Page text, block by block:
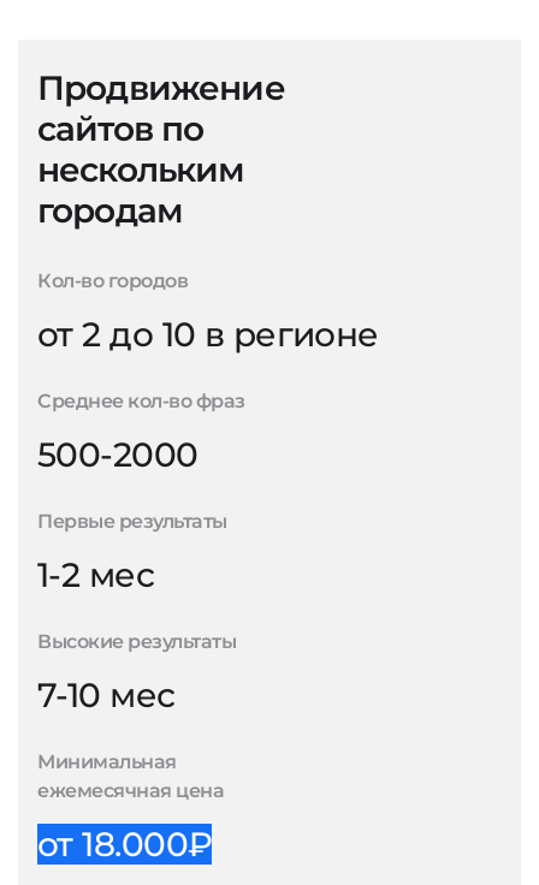
Продвижение
сайтов по
нескольким
городам
Кол-во городов
от 2 до 10 в регионе
Среднее кол-во фраз
500-2000
Первые результаты
1-2 мес
Высокие результаты
7-10 мес
Минимальная
ежемесячная цена
от 18.000₽